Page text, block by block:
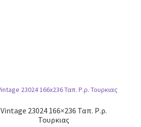
Vintage 23024 166×236 Ταπ. Ρ.ρ.
Τουρκιας